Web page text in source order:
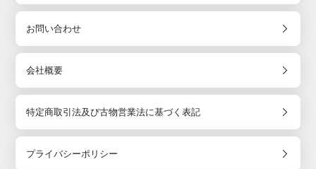
お問い合わせ
会社概要
特定商取引法及び古物営業法に基づく表記
プライバシーポリシー